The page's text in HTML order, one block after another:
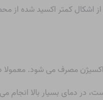
اشکال کمتر اکسید شده از
مصرف می شود. معمولا
در دمای بسیار بالا انجام